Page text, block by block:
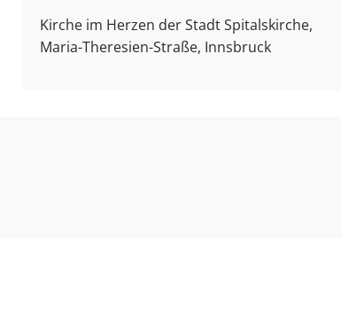
Kirche im Herzen der Stadt Spitalskirche,
Maria-Theresien-Straße, Innsbruck